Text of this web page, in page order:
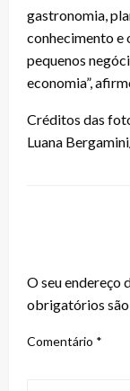
gastronomia,
conhecimento e
pequenos
economia”,
Créditos das
Luana
O seu endereço
obrigatórios
Comentário *